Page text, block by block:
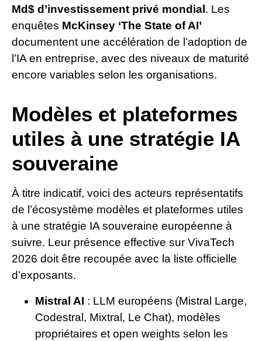
Md$ d’investissement privé mondial . Les
enquêtes McKinsey ‘The State of AI’
documentent une accélération de l’adoption de
l’IA en entreprise, avec des niveaux de maturité
encore variables selon les organisations.
Modèles et plateformes
utiles à une stratégie IA
souveraine
À titre indicatif, voici des acteurs représentatifs
de l’écosystème modèles et plateformes utiles
à une stratégie IA souveraine européenne à
suivre. Leur présence effective sur VivaTech
2026 doit être recoupée avec la liste officielle
d’exposants.
Mistral AI : LLM européens (Mistral Large,
Codestral, Mixtral, Le Chat), modèles
propriétaires et open weights selon les